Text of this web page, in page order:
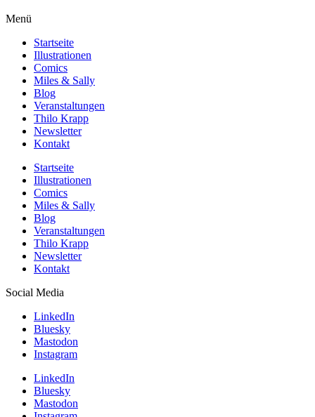
Menü
Startseite
Illustrationen
Comics
Miles & Sally
Blog
Veranstaltungen
Thilo Krapp
Newsletter
Kontakt
Startseite
Illustrationen
Comics
Miles & Sally
Blog
Veranstaltungen
Thilo Krapp
Newsletter
Kontakt
Social Media
LinkedIn
Bluesky
Mastodon
Instagram
LinkedIn
Bluesky
Mastodon